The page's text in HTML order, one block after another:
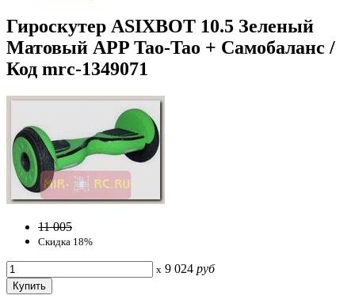
Гироскутер ASIXBOT 10.5 Зеленый
Матовый APP Tao-Tao + Самобаланс /
Код mrc-1349071
11 005
Скидка 18%
x 9 024 руб